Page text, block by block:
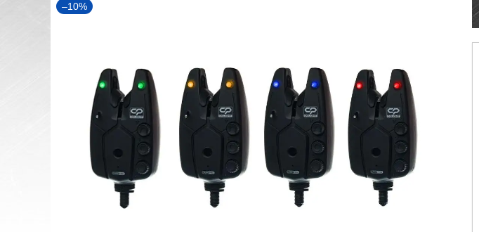
–10%